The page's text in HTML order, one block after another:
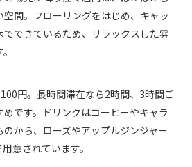
間。フローリングをはじめ、キャッ
でできているため、リラックスした雰
円。長時間滞在なら2時間、3時間ご
です。ドリンクはコーヒーやキャラ
から、ローズやアップルジンジャー
意されています。